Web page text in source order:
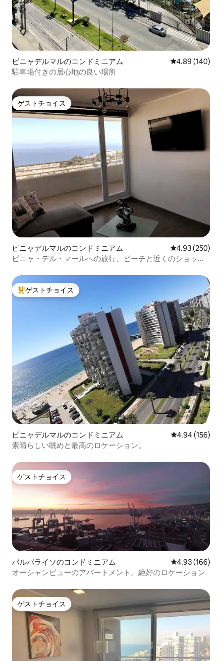
ビニャデルマルのコンドミニアム レビュー140
4.89 (140)
駐車場付きの居心地の良い場所
ゲストチョイス
ゲストチョイス
ビニャデルマルのコンドミニアム レビュー250
4.93 (250)
ビニャ・デル・マールへの旅行、ビーチと近くのショッピ
大好評のゲストチョイスです。
ゲストチョイス
ビニャデルマルのコンドミニアム レビュー156
4.94 (156)
素晴らしい眺めと最高のロケーション。
ゲストチョイス
ゲストチョイス
バルパライソのコンドミニアム レビュー166
4.93 (166)
オーシャンビューのアパートメント。絶好のロケーション
ゲストチョイス
ゲストチョイス